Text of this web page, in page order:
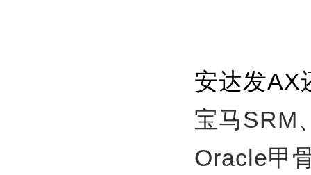
安达发AX
宝马SRM
Oracle甲